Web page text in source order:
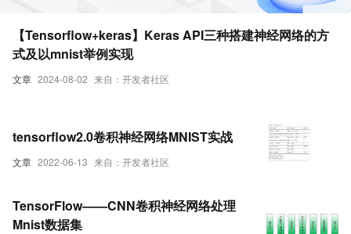
文章 2024-08-02 来自：开发者社区
【Tensorflow+keras】Keras API三种搭建神经网络的方
式及以mnist举例实现
文章 2022-06-13 来自：开发者社区
tensorflow2.0卷积神经网络MNIST实战
TensorFlow——CNN卷积神经网络处理
Mnist数据集